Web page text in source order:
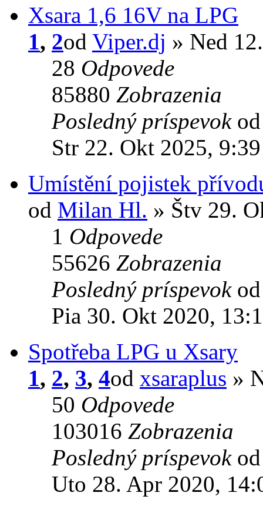
Xsara 1,6 16V na LPG
1, 2od Viper.dj » Ned
28 Odpovede
85880 Zobrazenia
Posledný príspevok
Str 22. Okt 2025, 9:39
Umístění pojistek
od Milan Hl. » Štv 29.
1 Odpovede
55626 Zobrazenia
Posledný príspevok
Pia 30. Okt 2020,
Spotřeba LPG u Xsary
1, 2, 3, 4od xsaraplus »
50 Odpovede
103016 Zobrazenia
Posledný príspevok
Uto 28. Apr 2020,